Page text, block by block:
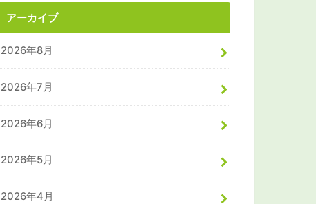
アーカイブ
2026年8月
2026年7月
2026年6月
2026年5月
2026年4月